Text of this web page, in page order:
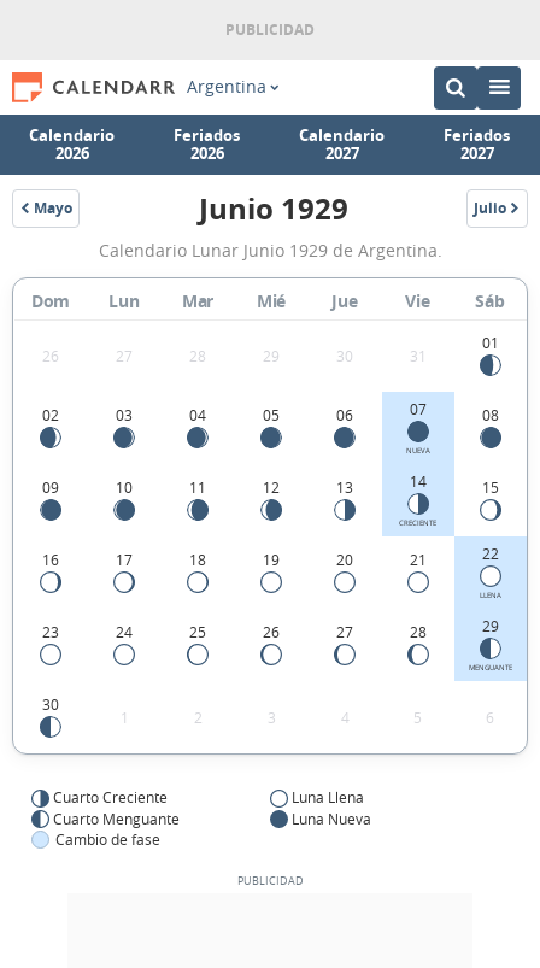
Argentina
Calendario
2026
Feriados
2026
Calendario
2027
Feriados
2027
Mayo
1929
Calendario
Lunar
Junio
Argentina.
Junio 1929 Julio
1929
Calendario Lunar Junio 1929 de Argentina.
Dom Lun Mar Mié Jue Vie Sáb
26 27 28 29 30 31
01
02 03 04 05 06 07
NUEVA
08
09 10 11 12 13 14
CRECIENTE
15
16 17 18 19 20 21 22
LLENA
23 24 25 26 27 28 29
MENGUANTE
30
1 2 3 4 5 6
Cuarto Creciente
Luna Llena
Cuarto Menguante
Luna Nueva
Cambio de fase